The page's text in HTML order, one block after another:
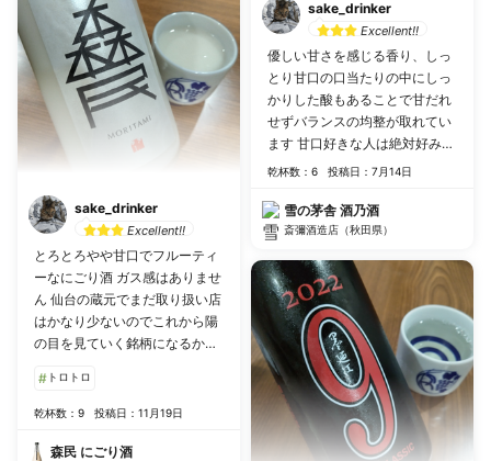
sake_drinker
Excellent!!
とろとろやや甘口でフルーティ
ーなにごり酒 ガス感はありませ
ん 仙台の蔵元でまだ取り扱い店
はかなり少ないのでこれから陽
の目を見ていく銘柄になるかも
# トロトロ
乾杯数：9 投稿日：11月19日
森民 にごり酒
sake_drinker
Excellent!!
優しい甘さを感じる香り、しっ
とり甘口の口当たりの中にしっ
かりした酸もあることで甘だれ
せずバランスの均整が取れてい
ます 甘口好きな人は絶対好みの
味わいだと思います
乾杯数：6 投稿日：7月14日
雪の茅舎 酒乃酒
斎彌酒造店（秋田県）